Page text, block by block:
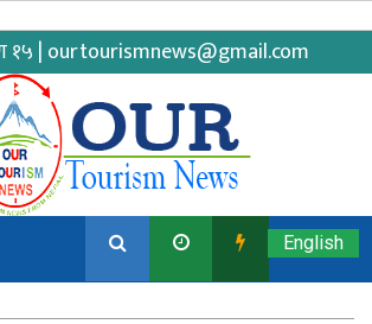
१५ |ourtourismnews@gmail.com
English